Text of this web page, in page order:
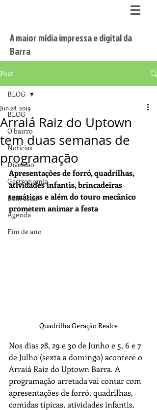
A maior mídia impressa e digital da
Barra
Post
BLOG
O bairro
Notícias
Diversão
Gastronomia
Bem estar
Agenda
Fim de ano
BLOG
Arraiá Raiz do Uptown
tem duas semanas de
programação
Jun 28, 2019
Apresentações de forró, quadrilhas,
atividades infantis, brincadeiras
temáticas e além do touro mecânico
prometem animar a festa
Quadrilha Geração Realce
Nos dias 28, 29 e 30 de Junho e 5, 6 e 7
de Julho (sexta a domingo) acontece o
Arraiá Raiz do Uptown Barra. A
programação arretada vai contar com
apresentações de forró, quadrilhas,
comidas típicas, atividades infantis,